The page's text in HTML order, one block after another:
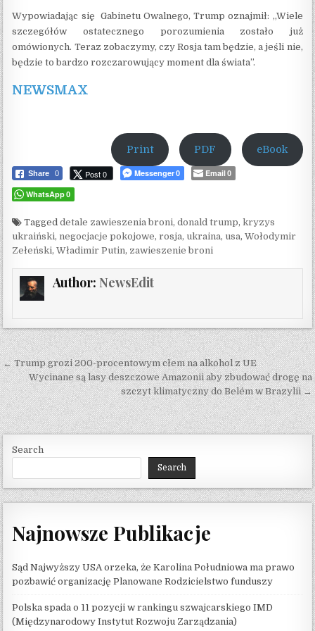
Wypowiadając się Gabinetu Owalnego, Trump oznajmił: „Wiele
szczegółów ostatecznego porozumienia zostało już
omówionych. Teraz zobaczymy, czy Rosja tam będzie, a jeśli nie,
będzie to bardzo rozczarowujący moment dla świata”.
NEWSMAX
Print PDF eBook
Share 0 Post 0 Messenger 0 Email 0
WhatsApp 0
Taggeddetale zawieszenia broni,donald trump,kryzys
ukraiński,negocjacje pokojowe,rosja, ukraina, usa,Wołodymir
Zełeński,Władimir Putin, zawieszenie broni
Author: NewsEdit
Post navigation
← Trump grozi 200-procentowym cłem na alkohol z UE
Wycinane są lasy deszczowe Amazonii aby zbudować drogę na
szczyt klimatyczny do Belém w Brazylii →
Search
Search
Najnowsze Publikacje
Sąd Najwyższy USA orzeka, że ​​Karolina Południowa ma prawo
pozbawić organizację Planowane Rodzicielstwo funduszy
Polska spada o 11 pozycji w rankingu szwajcarskiego IMD
(Międzynarodowy Instytut Rozwoju Zarządzania)